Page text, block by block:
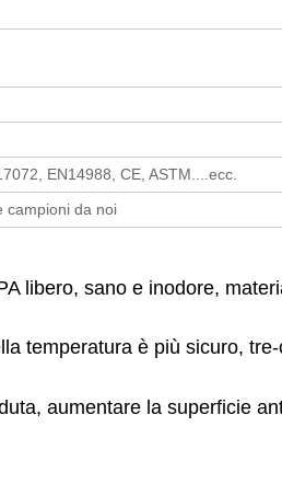
EN14988, CE, ASTM....ecc.
campioni da noi
libero, sano e inodore,
temperatura è più sicuro,
aumentare la superficie